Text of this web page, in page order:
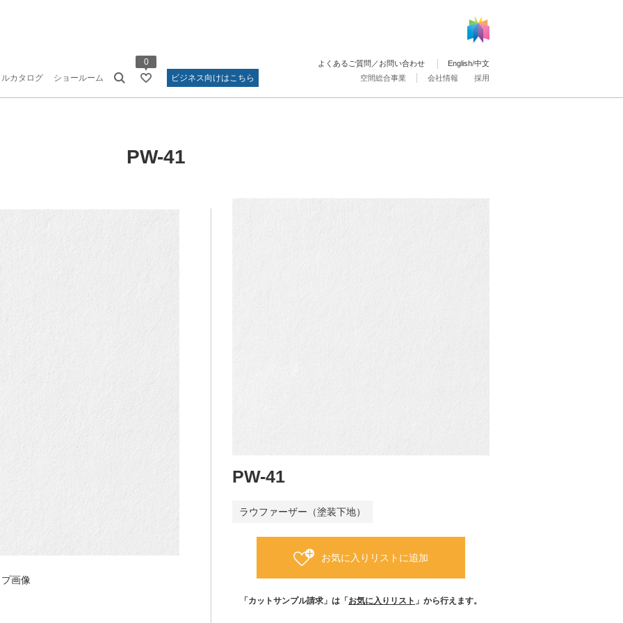
カタログ ショールーム
0
ビジネス向けはこちら
空間総合事業 会社情報 採用
よくあるご質問／お問い合わせ English/中文
PW-41
画像
PW-41
ラウファーザー（塗装下地）
お気に入りリストに追加
「カットサンプル請求」は「 お気に入りリスト 」から行えます。